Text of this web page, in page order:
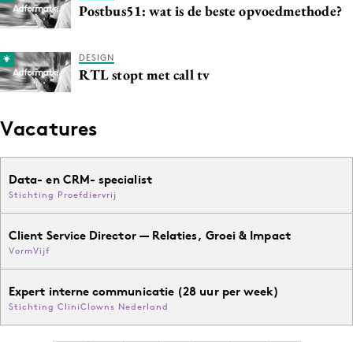
Postbus51: wat is de beste opvoedmethode?
DESIGN
RTL stopt met call tv
Vacatures
Data- en CRM- specialist
Stichting Proefdiervrij
Client Service Director — Relaties, Groei & Impact
VormVijf
Expert interne communicatie (28 uur per week)
Stichting CliniClowns Nederland